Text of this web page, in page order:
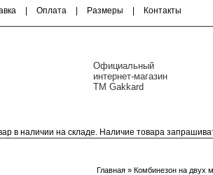
Оплата Размеры Контакты
Официальный
интернет-магазин
ТМ Gakkard
в наличии на складе. Наличие товара
Главная » Комбинезон на двух